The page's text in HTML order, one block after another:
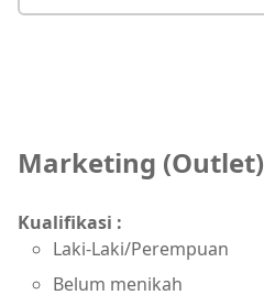
Marketing (Outlet)
Kualifikasi :
Laki-Laki/Perempuan
Belum menikah